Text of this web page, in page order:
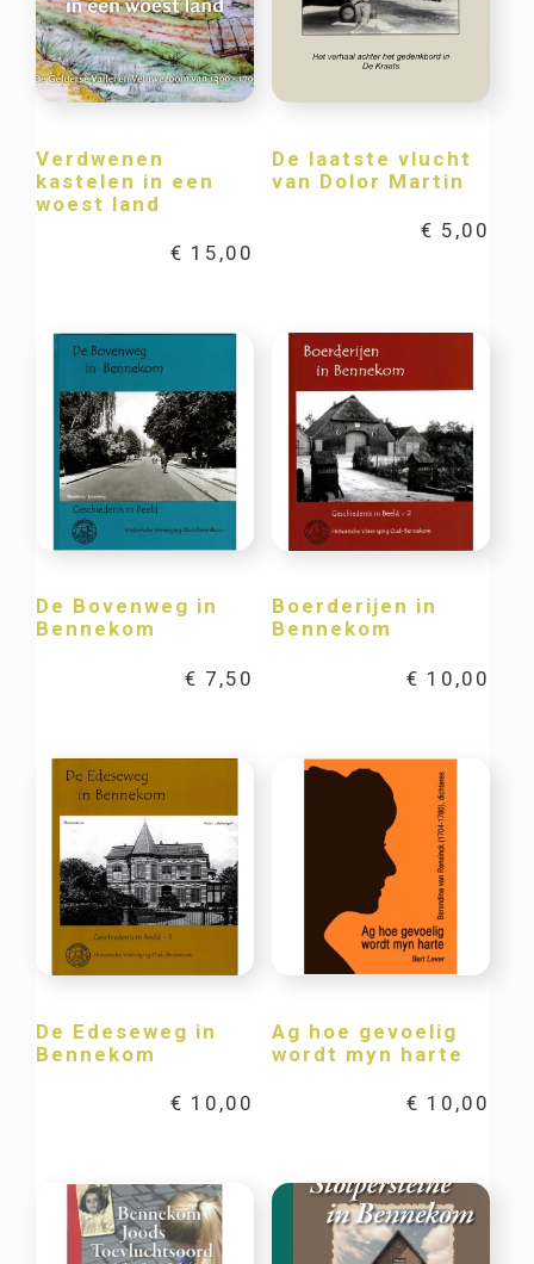
Verdwenen
kastelen in een
woest land
€ 15,00
De laatste vlucht
van Dolor Martin
€ 5,00
De Bovenweg in
Bennekom
€ 7,50
Boerderijen in
Bennekom
€ 10,00
De Edeseweg in
Bennekom
€ 10,00
Ag hoe gevoelig
wordt myn harte
€ 10,00